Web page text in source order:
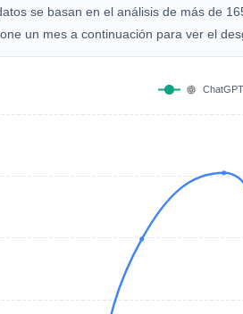
se basan en el análisis de más de
un mes a continuación para ver el